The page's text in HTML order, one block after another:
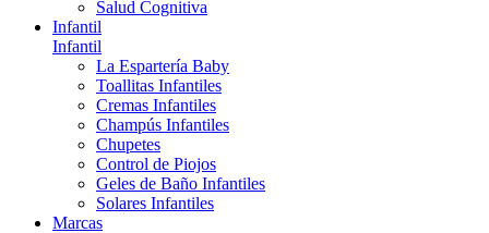
Salud Cognitiva
Infantil
Infantil
La Espartería Baby
Toallitas Infantiles
Cremas Infantiles
Champús Infantiles
Chupetes
Control de Piojos
Geles de Baño Infantiles
Solares Infantiles
Marcas